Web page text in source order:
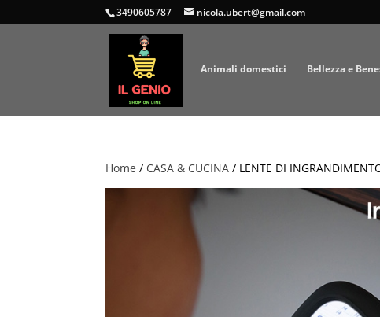
3490605787 nicola.ubert@gmail.com
Animali domestici Bellezza e
Home / CASA & CUCINA / LENTE DI